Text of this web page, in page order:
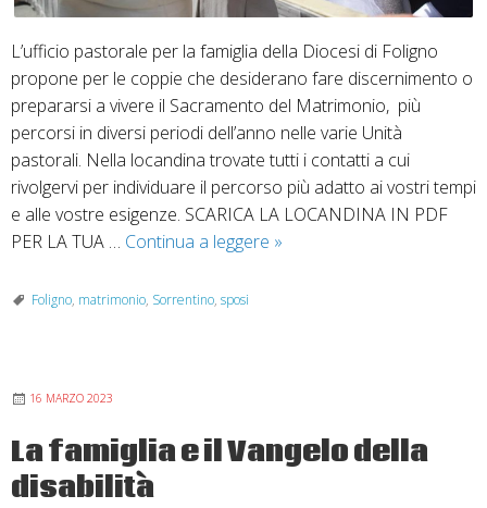
L’ufficio pastorale per la famiglia della Diocesi di Foligno
propone per le coppie che desiderano fare discernimento o
prepararsi a vivere il Sacramento del Matrimonio, più
percorsi in diversi periodi dell’anno nelle varie Unità
pastorali. Nella locandina trovate tutti i contatti a cui
rivolgervi per individuare il percorso più adatto ai vostri tempi
e alle vostre esigenze. SCARICA LA LOCANDINA IN PDF
PER LA TUA … Continua a leggere Corsi
»
Foligno, matrimonio, Sorrentino, sposi
16 MARZO 2023
La famiglia e il Vangelo della
disabilità